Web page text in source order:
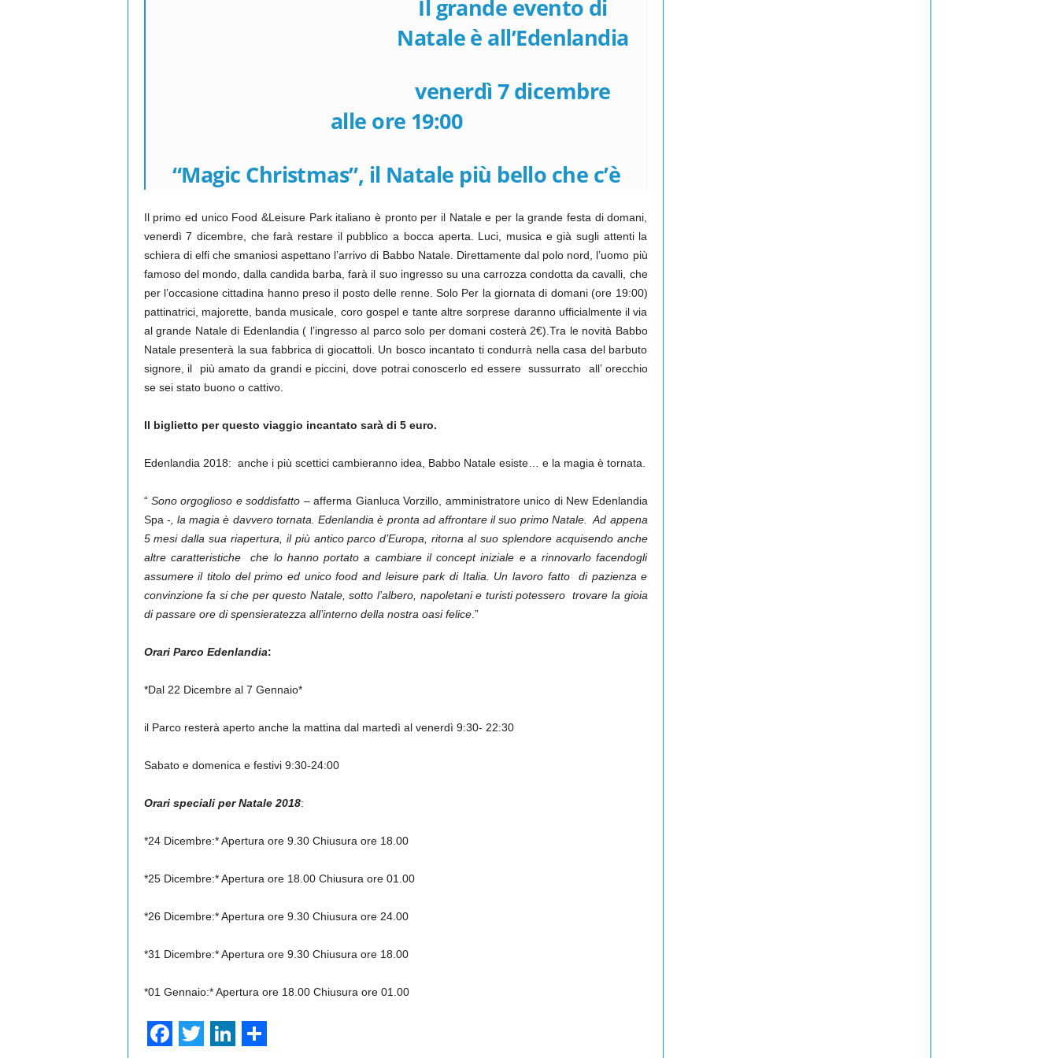
Il grande evento di
Natale è all’Edenlandia
venerdì 7 dicembre
alle ore 19:00
“Magic Christmas”, il Natale più bello che c’è
Il primo ed unico Food &Leisure Park italiano è pronto per il Natale e per la grande festa di domani,
venerdì 7 dicembre, che farà restare il pubblico a bocca aperta. Luci, musica e già sugli attenti la
schiera di elfi che smaniosi aspettano l’arrivo di Babbo Natale. Direttamente dal polo nord, l’uomo più
famoso del mondo, dalla candida barba, farà il suo ingresso su una carrozza condotta da cavalli, che
per l’occasione cittadina hanno preso il posto delle renne. Solo Per la giornata di domani (ore 19:00)
pattinatrici, majorette, banda musicale, coro gospel e tante altre sorprese daranno ufficialmente il via
al grande Natale di Edenlandia ( l’ingresso al parco solo per domani costerà 2€).Tra le novità Babbo
Natale presenterà la sua fabbrica di giocattoli. Un bosco incantato ti condurrà nella casa del barbuto
signore, il più amato da grandi e piccini, dove potrai conoscerlo ed essere sussurrato all’ orecchio
se sei stato buono o cattivo.
Il biglietto per questo viaggio incantato sarà di 5 euro.
Edenlandia 2018: anche i più scettici cambieranno idea, Babbo Natale esiste… e la magia è tornata.
“ Sono orgoglioso e soddisfatto –afferma Gianluca Vorzillo, amministratore unico di New Edenlandia
Spa -, la magia è davvero tornata. Edenlandia è pronta ad affrontare il suo primo Natale. Ad appena
5 mesi dalla sua riapertura, il più antico parco d’Europa, ritorna al suo splendore acquisendo anche
altre caratteristiche che lo hanno portato a cambiare il concept iniziale e a rinnovarlo facendogli
assumere il titolo del primo ed unico food and leisure park di Italia. Un lavoro fatto di pazienza e
convinzione fa si che per questo Natale, sotto l’albero, napoletani e turisti potessero trovare la gioia
di passare ore di spensieratezza all’interno della nostra oasi felice.”
Orari Parco Edenlandia:
*Dal 22 Dicembre al 7 Gennaio*
il Parco resterà aperto anche la mattina dal martedì al venerdì 9:30- 22:30
Sabato e domenica e festivi 9:30-24:00
Orari speciali per Natale 2018:
*24 Dicembre:* Apertura ore 9.30 Chiusura ore 18.00
*25 Dicembre:* Apertura ore 18.00 Chiusura ore 01.00
*26 Dicembre:* Apertura ore 9.30 Chiusura ore 24.00
*31 Dicembre:* Apertura ore 9.30 Chiusura ore 18.00
*01 Gennaio:* Apertura ore 18.00 Chiusura ore 01.00